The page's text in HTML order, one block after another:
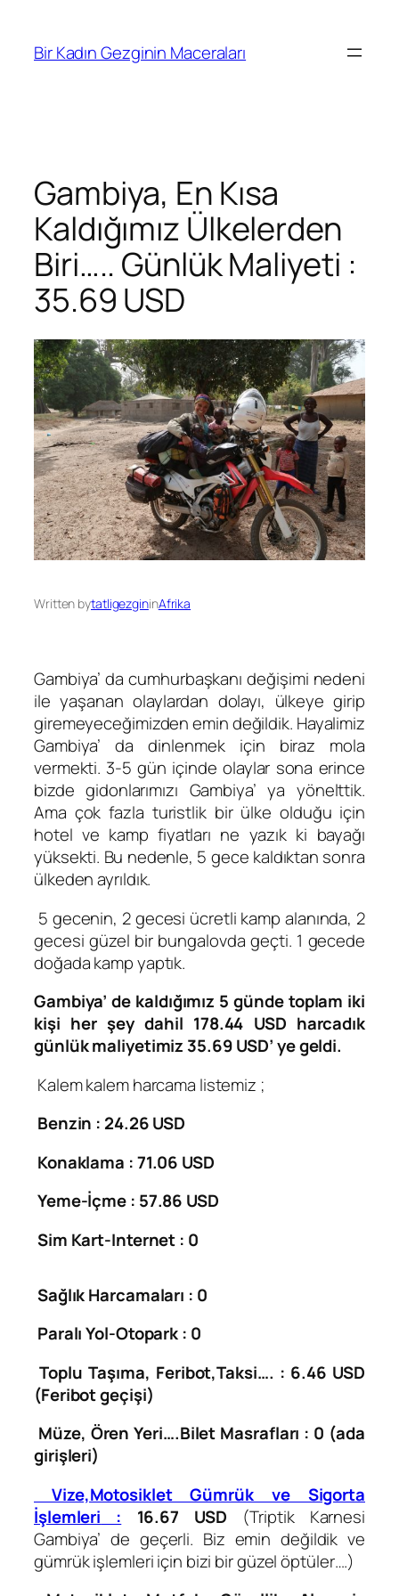
Bir Kadın Gezginin Maceraları
Gambiya, En Kısa
Kaldığımız Ülkelerden
Biri….. Günlük Maliyeti :
35.69 USD
Written bytatligezgininAfrika
Gambiya’ da cumhurbaşkanı değişimi nedeni
ile yaşanan olaylardan dolayı, ülkeye girip
giremeyeceğimizden emin değildik. Hayalimiz
Gambiya’ da dinlenmek için biraz mola
vermekti. 3-5 gün içinde olaylar sona erince
bizde gidonlarımızı Gambiya’ ya yönelttik.
Ama çok fazla turistlik bir ülke olduğu için
hotel ve kamp fiyatları ne yazık ki bayağı
yüksekti. Bu nedenle, 5 gece kaldıktan sonra
ülkeden ayrıldık.
5 gecenin, 2 gecesi ücretli kamp alanında, 2
gecesi güzel bir bungalovda geçti. 1 gecede
doğada kamp yaptık.
Gambiya’ de kaldığımız 5 günde toplam iki
kişi her şey dahil 178.44 USD harcadık
günlük maliyetimiz 35.69 USD’ ye geldi.
Kalem kalem harcama listemiz ;
Benzin : 24.26 USD
Konaklama : 71.06 USD
Yeme-İçme : 57.86 USD
Sim Kart-Internet : 0
Sağlık Harcamaları : 0
Paralı Yol-Otopark : 0
Toplu Taşıma, Feribot,Taksi…. : 6.46 USD
(Feribot geçişi)
Müze, Ören Yeri….Bilet Masrafları : 0 (ada
girişleri)
Vize,Motosiklet Gümrük ve Sigorta
İşlemleri : 16.67 USD (Triptik Karnesi
Gambiya’ de geçerli. Biz emin değildik ve
gümrük işlemleri için bizi bir güzel öptüler….)